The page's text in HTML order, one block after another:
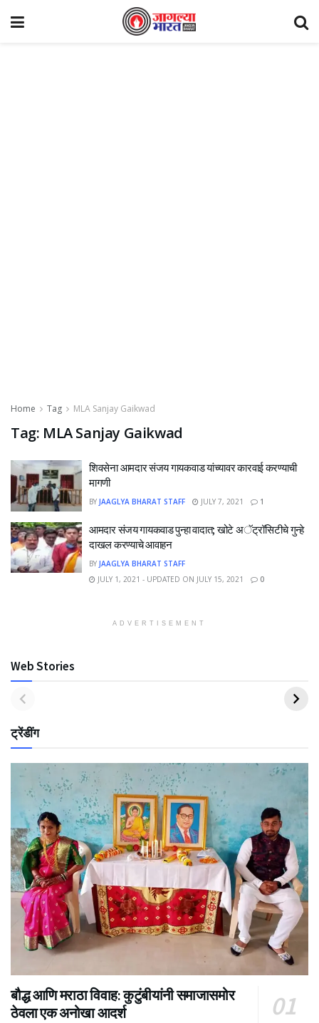
Home Tag MLA Sanjay Gaikwad
Tag: MLA Sanjay Gaikwad
शिवसेना आमदार संजय गायकवाड यांच्यावर कारवाई करण्याची
मागणी
BY JAAGLYA BHARAT STAFF JULY 7, 2021 1
आमदार संजय गायकवाड पुन्हा वादात; खोटे अॅट्रॉसिटीचे गुन्हे
दाखल करण्याचे आवाहन
BY JAAGLYA BHARAT STAFF
JULY 1, 2021 - UPDATED ON JULY 15, 2021
0
ADVERTISEMENT
Web Stories
ट्रेंडींग
बौद्ध आणि मराठा विवाह: कुटुंबीयांनी समाजासमोर
ठेवला एक अनोखा आदर्श